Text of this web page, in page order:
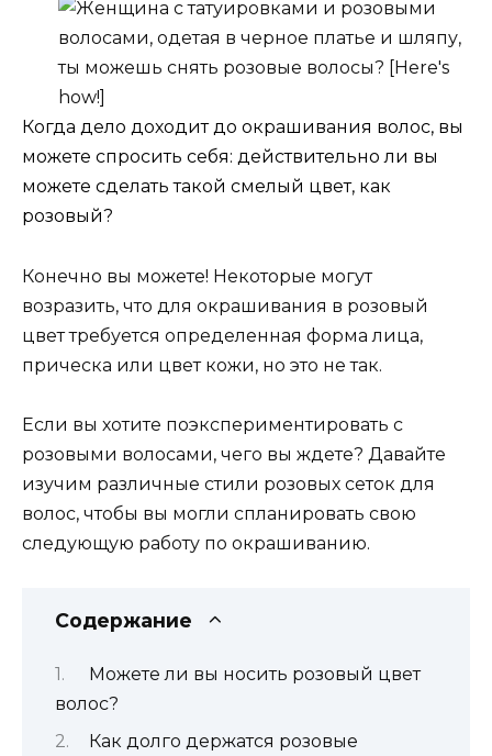
Когда дело доходит до окрашивания волос, вы
можете спросить себя: действительно ли вы
можете сделать такой смелый цвет, как
розовый?
Конечно вы можете! Некоторые могут
возразить, что для окрашивания в розовый
цвет требуется определенная форма лица,
прическа или цвет кожи, но это не так.
Если вы хотите поэкспериментировать с
розовыми волосами, чего вы ждете? Давайте
изучим различные стили розовых сеток для
волос, чтобы вы могли спланировать свою
следующую работу по окрашиванию.
Содержание
Можете ли вы носить розовый цвет
волос?
Как долго держатся розовые